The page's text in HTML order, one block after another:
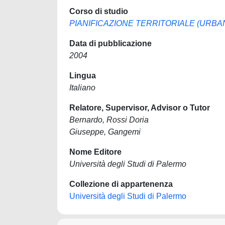
Corso di studio
PIANIFICAZIONE TERRITORIALE
Data di pubblicazione
2004
Lingua
Italiano
Relatore, Supervisor, Advisor o Tutor
Bernardo, Rossi Doria
Giuseppe, Gangemi
Nome Editore
Università degli Studi di Palermo
Collezione di appartenenza
Università degli Studi di Palermo